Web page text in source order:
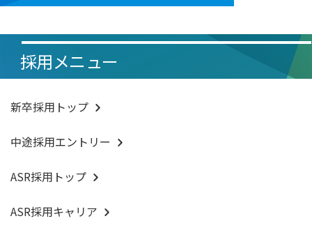
採用メニュー
新卒採用トップ
中途採用エントリー
ASR採用トップ
ASR採用キャリア